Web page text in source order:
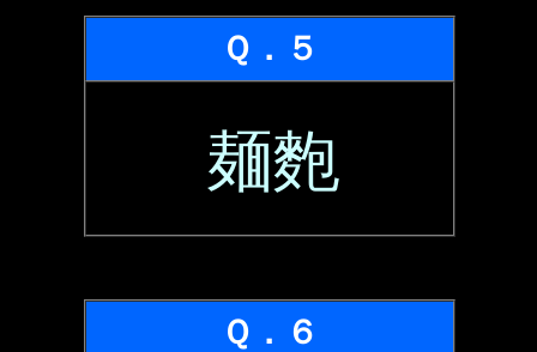
Ｑ．５
麺麭
Ｑ．６